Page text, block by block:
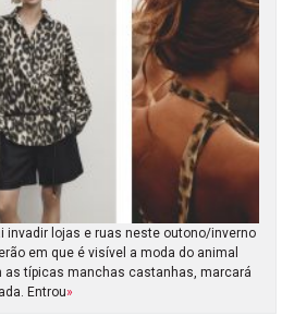
invadir lojas e ruas neste outono/inverno
em que é visível a moda do animal
as típicas manchas castanhas, marcará
Entrou»